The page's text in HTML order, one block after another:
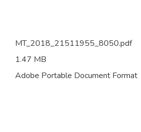
MT_2018_21511955_8050.pdf
1.47 MB
Adobe Portable Document Format